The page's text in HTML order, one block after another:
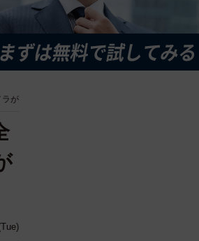
ラが